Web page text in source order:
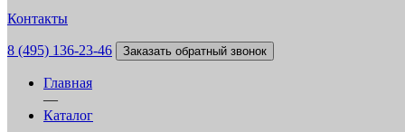
Контакты
8 (495) 136-23-46 Заказать обратный звонок
Главная
—
Каталог